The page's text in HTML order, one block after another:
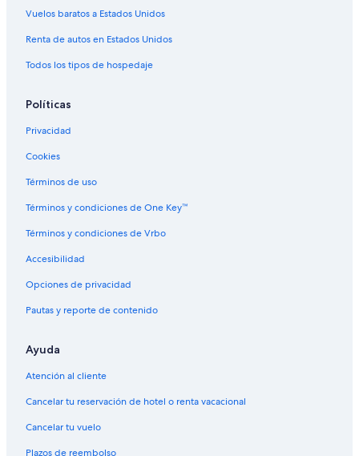
Hoteles con bar en Mato Grosso del Sur
Hoteles con gimnasio en Mato Grosso del Sur
Hoteles con restaurante en Mato Grosso del Sur
Hoteles con traslado del/al aeropuerto en Mato Grosso
del Sur
Hoteles en Mato Grosso del Sur
Hoteles en Nova Lima
Hoteles en José Abrão
Hoteles en Vila Leda
Vuelos baratos a Estados Unidos
Renta de autos en Estados Unidos
Todos los tipos de hospedaje
Políticas
Privacidad
Cookies
Términos de uso
Términos y condiciones de One Key™
Términos y condiciones de Vrbo
Accesibilidad
Opciones de privacidad
Pautas y reporte de contenido
Ayuda
Atención al cliente
Cancelar tu reservación de hotel o renta vacacional
Cancelar tu vuelo
Plazos de reembolso